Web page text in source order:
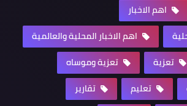
اهم الاخبار
اهم الاخبار المحلية والعالمية
تعزية
تعزية وموساه
تعليم
تقارير